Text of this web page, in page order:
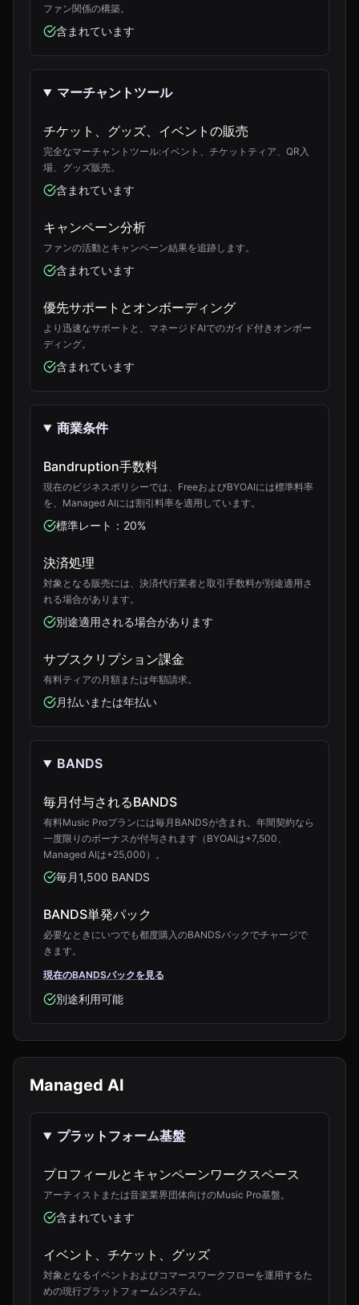
ファン関係の構築。
含まれています
マーチャントツール
チケット、グッズ、イベントの販売
完全なマーチャントツール:イベント、チケットティア、QR入
場、グッズ販売。
含まれています
キャンペーン分析
ファンの活動とキャンペーン結果を追跡します。
含まれています
優先サポートとオンボーディング
より迅速なサポートと、マネージドAIでのガイド付きオンボー
ディング。
含まれています
商業条件
Bandruption手数料
現在のビジネスポリシーでは、FreeおよびBYOAIには標準料率
を、Managed AIには割引料率を適用しています。
標準レート：20%
決済処理
対象となる販売には、決済代行業者と取引手数料が別途適用さ
れる場合があります。
別途適用される場合があります
サブスクリプション課金
有料ティアの月額または年額請求。
月払いまたは年払い
BANDS
毎月付与されるBANDS
有料Music Proプランには毎月BANDSが含まれ、年間契約なら
一度限りのボーナスが付与されます（BYOAIは+7,500、
Managed AIは+25,000）。
毎月1,500 BANDS
BANDS単発パック
必要なときにいつでも都度購入のBANDSパックでチャージで
きます。
現在のBANDSパックを見る
別途利用可能
Managed AI
プラットフォーム基盤
プロフィールとキャンペーンワークスペース
アーティストまたは音楽業界団体向けのMusic Pro基盤。
含まれています
イベント、チケット、グッズ
対象となるイベントおよびコマースワークフローを運用するた
めの現行プラットフォームシステム。